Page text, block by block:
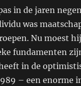
in de jaren
was
Nu moest
fundamenten
in de
– een enorme